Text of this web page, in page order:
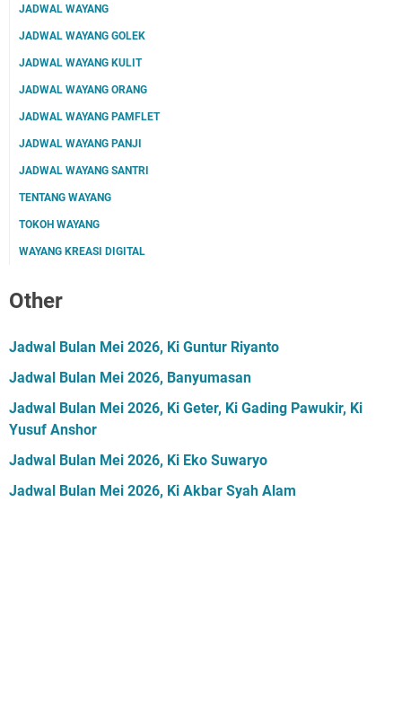
JADWAL WAYANG
JADWAL WAYANG GOLEK
JADWAL WAYANG KULIT
JADWAL WAYANG ORANG
JADWAL WAYANG PAMFLET
JADWAL WAYANG PANJI
JADWAL WAYANG SANTRI
TENTANG WAYANG
TOKOH WAYANG
WAYANG KREASI DIGITAL
Other
Jadwal Bulan Mei 2026, Ki Guntur Riyanto
Jadwal Bulan Mei 2026, Banyumasan
Jadwal Bulan Mei 2026, Ki Geter, Ki Gading Pawukir, Ki
Yusuf Anshor
Jadwal Bulan Mei 2026, Ki Eko Suwaryo
Jadwal Bulan Mei 2026, Ki Akbar Syah Alam